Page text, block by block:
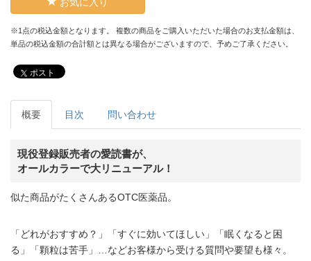
※1点の税込金額となります。 複数の商品をご購入いただいた場合のお支払金額は、
単品の税込金額の合計額とは異なる場合がございますので、予めご了承ください。
ポスト
概要 目次 問い合わせ
現役登録販売者の愛読書が、
オールカラーで大リニューアル！
似た商品がたくさんあるOTC医薬品。
「どれがおすすめ？」「すぐに効いてほしい」「眠くなると困
る」「顆粒は苦手」…などお客様から受ける質問や要望も様々。